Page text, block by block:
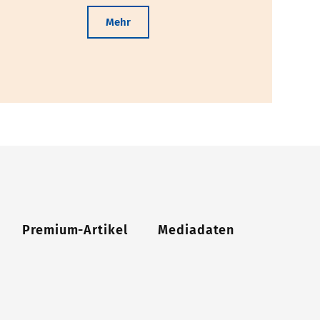
Mehr
Premium-Artikel Mediadaten